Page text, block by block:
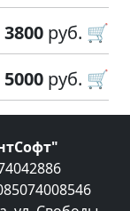
3800 руб. 🛒
5000 руб. 🛒